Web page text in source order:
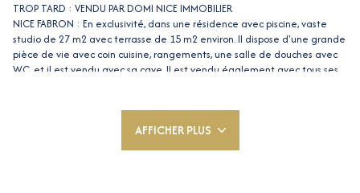
TROP TARD : VENDU PAR DOMI NICE IMMOBILIER
NICE FABRON : En exclusivité, dans une résidence avec piscine, vaste
studio de 27 m2 avec terrasse de 15 m2 environ. Il dispose d'une grande
pièce de vie avec coin cuisine, rangements, une salle de douches avec
WC, et il est vendu avec sa cave. Il est vendu également avec tous ses
micro ondes, table de cuisson... Climatisation réversible, double vitrage.
AFFICHER PLUS